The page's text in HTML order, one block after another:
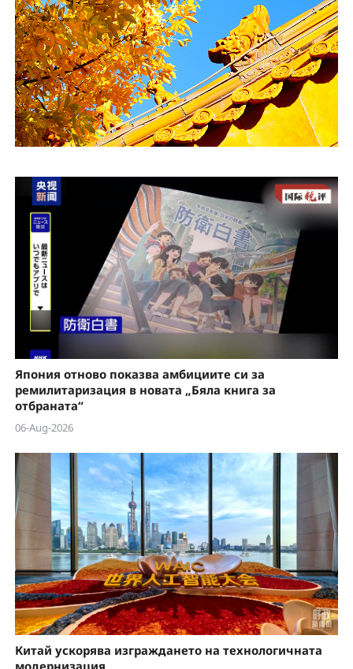
Япония отново показва амбициите си за
ремилитаризация в новата „Бяла книга за
отбраната“
06-Aug-2026
Китай ускорява изграждането на технологичната
модернизация